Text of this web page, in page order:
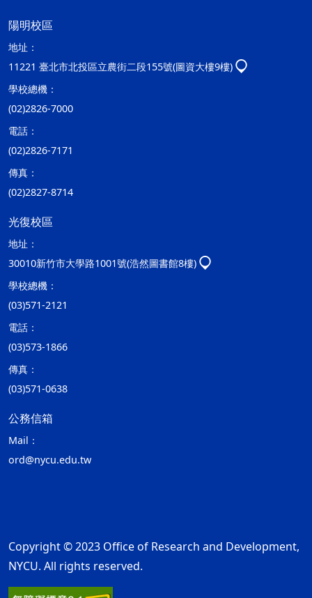
陽明校區
地址：
11221 臺北市北投區立農街二段155號(圖資大樓9樓)
學校總機：
(02)2826-7000
電話：
(02)2826-7171
傳真：
(02)2827-8714
光復校區
地址：
30010新竹市大學路1001號(浩然圖書館8樓)
學校總機：
(03)571-2121
電話：
(03)573-1866
傳真：
(03)571-0638
公務信箱
Mail：
ord@nycu.edu.tw
Copyright © 2023 Office of Research and Development,
NYCU. All rights reserved.